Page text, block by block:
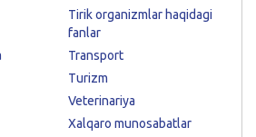
Tirik organizmlar haqidagi
fanlar
Transport
Turizm
Veterinariya
Xalqaro munosabatlar